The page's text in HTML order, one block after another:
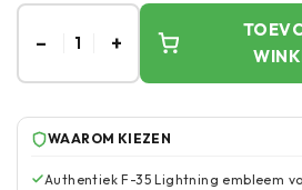
– 1 +
WAAROM KIEZEN
Authentiek F-35 Lightning embleem